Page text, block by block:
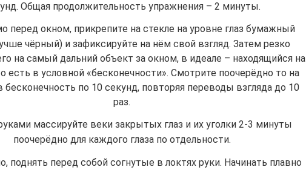
Общая продолжительность упражнения – 2 минуты.
перед окном, прикрепите на стекле на уровне глаз бумажный
чёрный) и зафиксируйте на нём свой взгляд. Затем резко
на самый дальний объект за окном, в идеале – находящийся на
есть в условной «бесконечности». Смотрите поочерёдно то на
бесконечность по 10 секунд, повторяя переводы взгляда до 10
раз.
массируйте веки закрытых глаз и их уголки 2-3 минуты
поочерёдно для каждого глаза по отдельности.
поднять перед собой согнутые в локтях руки. Начинать плавно